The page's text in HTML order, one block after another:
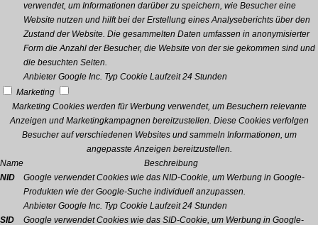
verwendet, um Informationen darüber zu speichern, wie Besucher eine
Website nutzen und hilft bei der Erstellung eines Analyseberichts über den
Zustand der Website. Die gesammelten Daten umfassen in anonymisierter
Form die Anzahl der Besucher, die Website von der sie gekommen sind und
die besuchten Seiten.
Anbieter Google Inc. Typ Cookie Laufzeit 24 Stunden
Marketing
Marketing Cookies werden für Werbung verwendet, um Besuchern relevante
Anzeigen und Marketingkampagnen bereitzustellen. Diese Cookies verfolgen
Besucher auf verschiedenen Websites und sammeln Informationen, um
angepasste Anzeigen bereitzustellen.
Name
Beschreibung
NID
Google verwendet Cookies wie das NID-Cookie, um Werbung in Google-
Produkten wie der Google-Suche individuell anzupassen.
Anbieter Google Inc. Typ Cookie Laufzeit 24 Stunden
SID
Google verwendet Cookies wie das SID-Cookie, um Werbung in Google-